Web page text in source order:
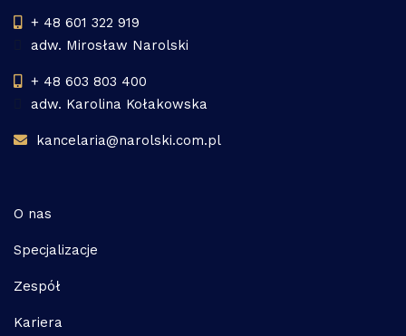
+ 48 601 322 919
adw. Mirosław Narolski
+ 48 603 803 400
adw. Karolina Kołakowska
kancelaria@narolski.com.pl
O nas
Specjalizacje
Zespół
Kariera